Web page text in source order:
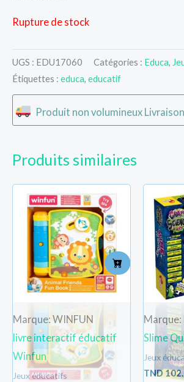
Rupture de stock
UGS : EDU17060 Catégories : Educa,
Étiquettes : educa, educatif
Produit non volumineux
Produits similaires
Marque: WINFUN
livre interactif éducatif
Winfun
Jeux éducatifs
Marque:
Slime
Jeux
TND